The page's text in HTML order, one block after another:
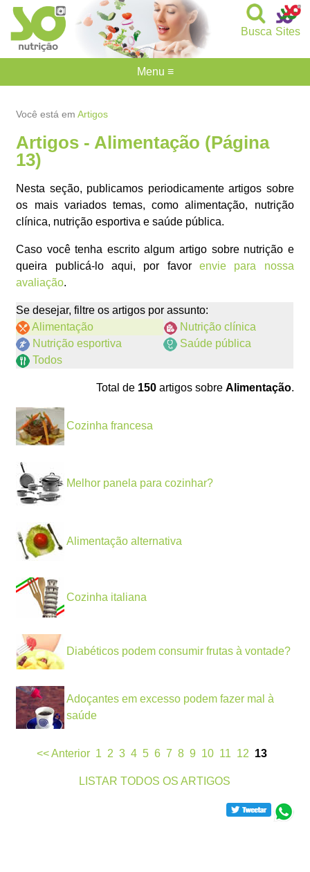
Sites
Busca
Você está emArtigos
Artigos - Alimentação (Página
13)
Nesta seção, publicamos periodicamente artigos sobre
os mais variados temas, como alimentação, nutrição
clínica, nutrição esportiva e saúde pública.
Caso você tenha escrito algum artigo sobre nutrição e
queira publicá-lo aqui, por favor envie para nossa
avaliação.
Se desejar, filtre os artigos por assunto:
Alimentação
Nutrição clínica
Nutrição esportiva
Saúde pública
Todos
Total de 150artigos sobre Alimentação.
Cozinha francesa
Melhor panela para cozinhar?
Alimentação alternativa
Cozinha italiana
Diabéticos podem consumir frutas à vontade?
Adoçantes em excesso podem fazer mal à
saúde
<< Anterior 1 2 3 4 5 6 7 8 9 10 11 12 13
LISTAR TODOS OS ARTIGOS